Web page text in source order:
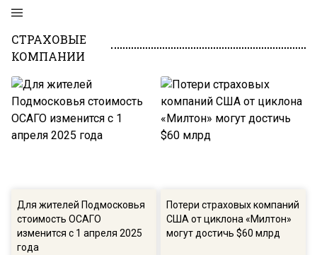
СТРАХОВЫЕ
КОМПАНИИ
Для жителей Подмосковья
стоимость ОСАГО
изменится с 1 апреля 2025
года
Потери страховых компаний
США от циклона «Милтон»
могут достичь $60 млрд